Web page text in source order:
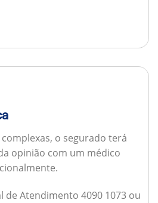
o segurado terá
opinião com um médico
de Atendimento 4090 1073 ou